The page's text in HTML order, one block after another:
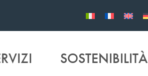
SOSTENIBILITÀ